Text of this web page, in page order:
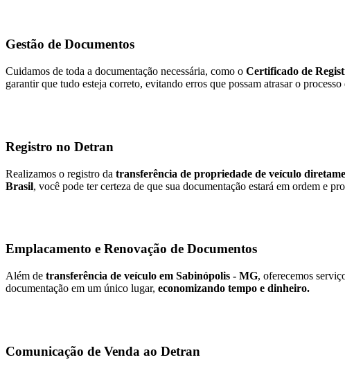
Gestão de Documentos
Cuidamos de toda a documentação necessária, como o Certificado de
garantir que tudo esteja correto, evitando erros que possam atrasar o processo
Registro no Detran
Realizamos o registro da transferência de propriedade de veículo
Brasil, você pode ter certeza de que sua documentação estará em ordem e
Emplacamento e Renovação de Documentos
Além de transferência de veículo em Sabinópolis - MG, oferecemos
documentação em um único lugar, economizando tempo e dinheiro.
Comunicação de Venda ao Detran